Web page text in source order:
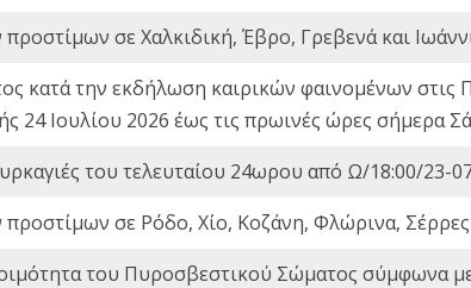
σε Χαλκιδική, Έβρο, Γρεβενά και
κατά την εκδήλωση καιρικών φαινομένων στις
24 Ιουλίου 2026 έως τις πρωινές ώρες σήμερα
του τελευταίου 24ωρου από Ω/18:00/23-
προστίμων σε Ρόδο, Χίο, Κοζάνη, Φλώρινα,
του Πυροσβεστικού Σώματος σύμφωνα